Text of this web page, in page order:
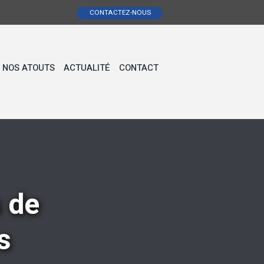
CONTACTEZ-NOUS
NOS ATOUTS ACTUALITÉ CONTACT